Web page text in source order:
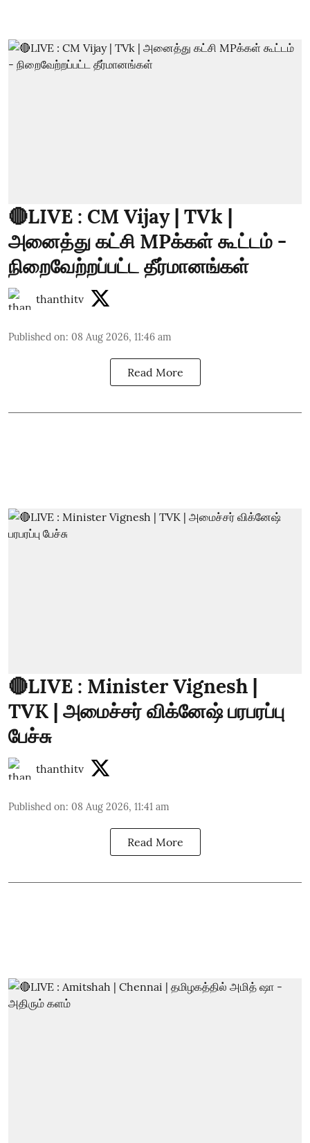
🔴LIVE : CM Vijay | TVk |
அனைத்து கட்சி MPக்கள் கூட்டம் -
நிறைவேற்றப்பட்ட தீர்மானங்கள்
thanthitv
Published on: 08 Aug 2026, 11:46 am
Read More
🔴LIVE : Minister Vignesh |
TVK | அமைச்சர் விக்னேஷ் பரபரப்பு
பேச்சு
thanthitv
Published on: 08 Aug 2026, 11:41 am
Read More